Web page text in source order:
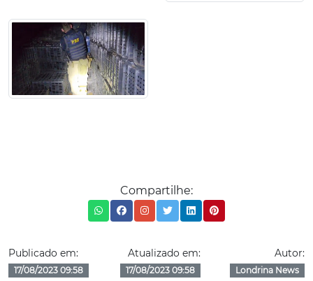
Compartilhe:
Publicado em:
17/08/2023 09:58
Atualizado em:
17/08/2023 09:58
Autor:
Londrina News